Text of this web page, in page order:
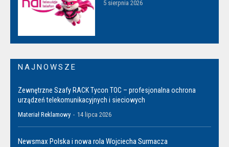
5 sierpnia 2026
NAJNOWSZE
Zewnętrzne Szafy RACK Tycon TOC – profesjonalna ochrona
urządzeń telekomunikacyjnych i sieciowych
Materiał Reklamowy - 14 lipca 2026
Newsmax Polska i nowa rola Wojciecha Surmacza